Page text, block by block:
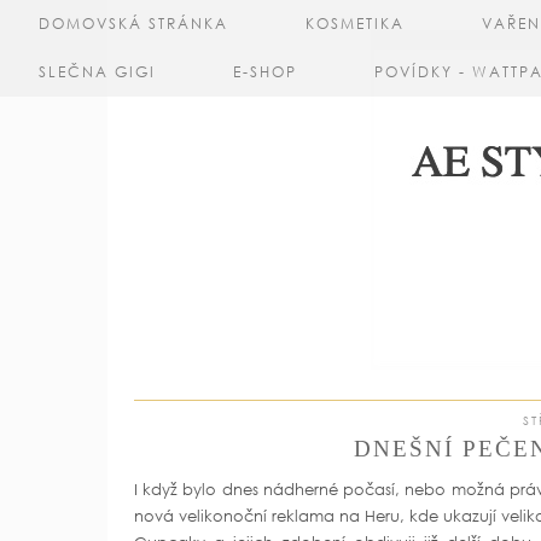
DOMOVSKÁ STRÁNKA KOSMETIKA
SLEČNA GIGI E-SHOP POVÍDKY -
DNEŠNÍ
I když bylo dnes nádherné počasí, nebo možná
nová velikonoční reklama na Heru, kde ukazují